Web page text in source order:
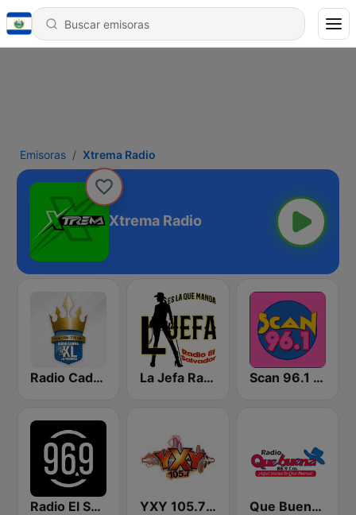
Emisoras Xtrema Radio
Xtrema Radio
Radio Cadena YSKL La Poderosa La Jefa Radio El Salvador Scan 96.1 FM
Radio El Salvador | 96.9 FM YXY 105.7 FM Que Buena 88.9 FM